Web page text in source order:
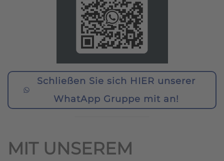
Schließen Sie sich HIER unserer
WhatApp Gruppe mit an!
MIT UNSEREM